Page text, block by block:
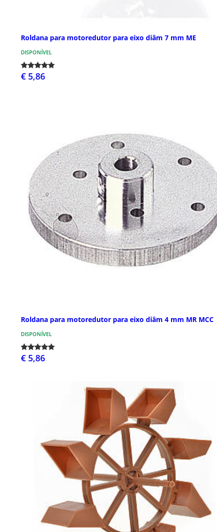
Roldana para motoredutor para eixo diâm 7 mm ME
DISPONÍVEL
€ 5,86
Roldana para motoredutor para eixo diâm 4 mm MR MCC
DISPONÍVEL
€ 5,86